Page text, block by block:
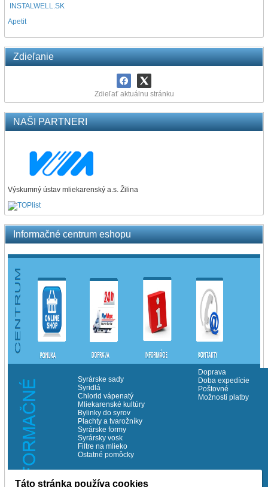
INSTALWELL.SK
Apetit
Zdieľanie
Zdieľať aktuálnu stránku
NAŠI PARTNERI
Výskumný ústav mliekarenský a.s. Žilina
Informačné centrum eshopu
Syrárske sady
Syridlá
Chlorid vápenatý
Mliekarenské kultúry
Bylinky do syrov
Plachty a tvarožníky
Syrárske formy
Syrársky vosk
Filtre na mlieko
Ostatné pomôcky
Doprava
Doba expedície
Poštovné
Možnosti platby
Táto stránka používa cookies